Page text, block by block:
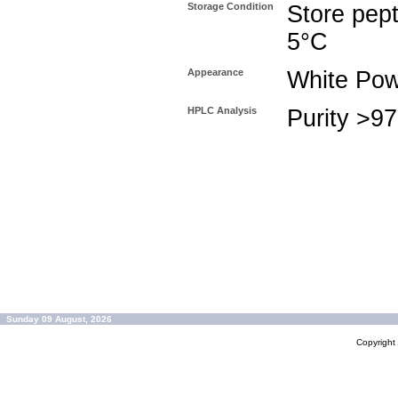
Storage Condition
Store
5°C
Appearance White
HPLC Analysis Purity
Sunday 09 August, 2026